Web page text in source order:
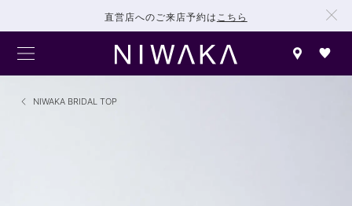
直営店へのご来店予約は こちら
NIWAKA BRIDAL TOP